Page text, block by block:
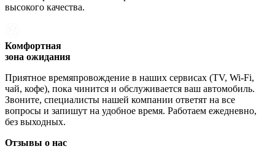
высокого качества.
Комфортная
зона ожидания
Приятное времяпровождение в наших сервисах (TV, Wi-Fi,
чай, кофе), пока чинится и обслуживается ваш автомобиль.
Звоните, специалисты нашей компании ответят на все
вопросы и запишут на удобное время. Работаем ежедневно,
без выходных.
Отзывы о нас